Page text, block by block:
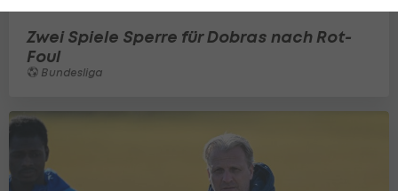
Zwei Spiele Sperre für Dobras nach Rot-
Foul
Bundesliga